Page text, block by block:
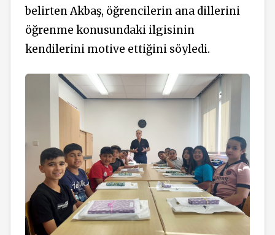
belirten Akbaş, öğrencilerin ana dillerini
öğrenme konusundaki ilgisinin
kendilerini motive ettiğini söyledi.